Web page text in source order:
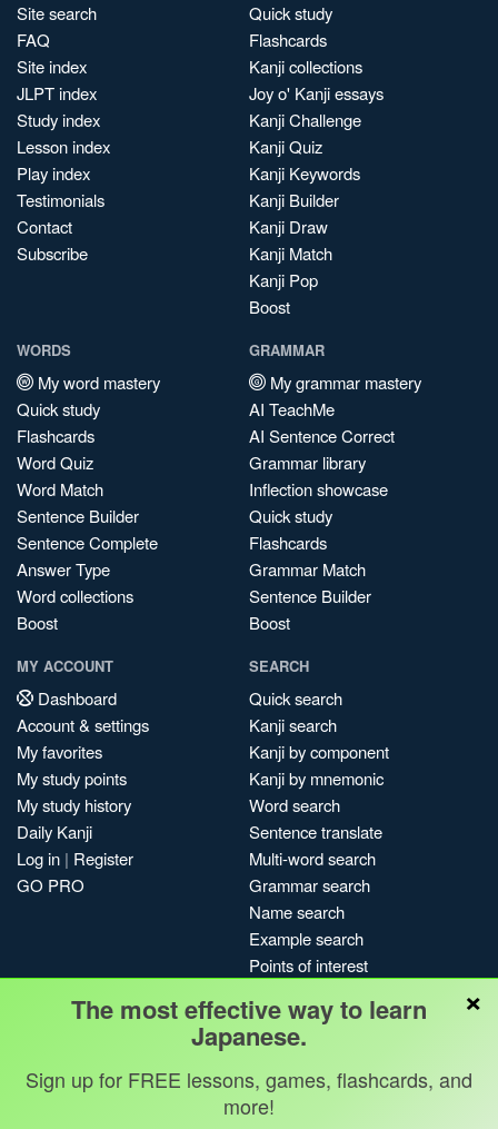
Site search
FAQ
Site index
JLPT index
Study index
Lesson index
Play index
Testimonials
Contact
Subscribe
Quick study
Flashcards
Kanji collections
Joy o' Kanji essays
Kanji Challenge
Kanji Quiz
Kanji Keywords
Kanji Builder
Kanji Draw
Kanji Match
Kanji Pop
Boost
WORDS
My word mastery
Quick study
Flashcards
Word Quiz
Word Match
Sentence Builder
Sentence Complete
Answer Type
Word collections
Boost
GRAMMAR
My grammar mastery
AI TeachMe
AI Sentence Correct
Grammar library
Inflection showcase
Quick study
Flashcards
Grammar Match
Sentence Builder
Boost
MY ACCOUNT
Dashboard
Account & settings
My favorites
My study points
My study history
Daily Kanji
Log in | Register
GO PRO
SEARCH
Quick search
Kanji search
Kanji by component
Kanji by mnemonic
Word search
Sentence translate
Multi-word search
Grammar search
Name search
Example search
Points of interest
My search history
Search index
Blog
×
The most effective way to learn
Japanese.
Sign up for FREE lessons, games, flashcards, and
more!